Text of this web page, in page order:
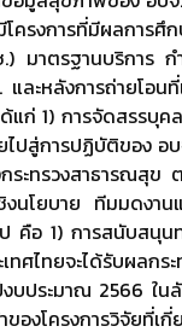
รงการที่มีผลการศึ
มาตรฐานบริการ
ละหลังการถ่ายโ
1) การจัดสรรบุค
ปสู่การปฏิบัติของ
ระทรวงสาธารณสุ
งนโยบาย ทีมมดง
อ 1) การสนับสนุน
ศไทยจะได้รับผล
ประมาณ 2566 ใน
งโครงการวิจัยที่เ